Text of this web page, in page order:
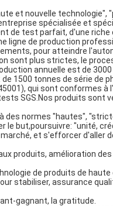
et nouvelle
spécialisée et
de test parfait, d'une
ligne de production
pour atteindre
sont plus strictes, le
annuelle est de
1500 tonnes de série de
qui sont conformes
SGS.Nos produits
des normes "hautes",
le but,poursuivre: "unité,
et s'efforcer d'aller
produits, amélioration
de produits de
stabiliser, assurance
gagnant, la gratitude.